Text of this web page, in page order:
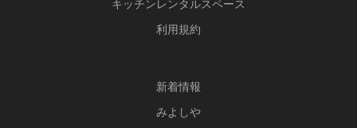
キッチンレンタルスペース
利用規約
新着情報
みよしや